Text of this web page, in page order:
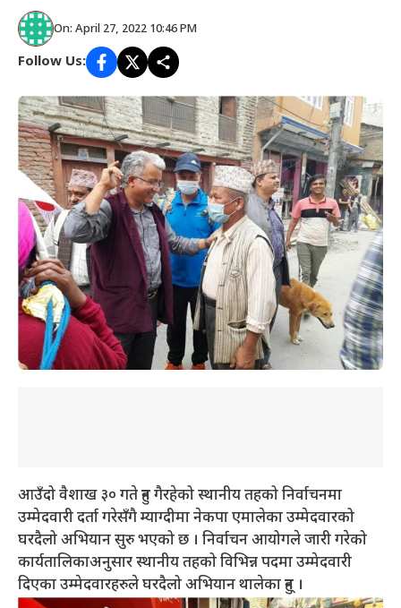
On: April 27, 2022 10:46 PM
Follow Us:
आउँदो वैशाख ३० गते हुन गैरहेको स्थानीय तहको निर्वाचनमा
उम्मेदवारी दर्ता गरेसँगै म्याग्दीमा नेकपा एमालेका उम्मेदवारको
घरदैलो अभियान सुरु भएको छ । निर्वाचन आयोगले जारी गरेको
कार्यतालिकाअनुसार स्थानीय तहको विभिन्न पदमा उम्मेदवारी
दिएका उम्मेदवारहरुले घरदैलो अभियान थालेका हुन् ।